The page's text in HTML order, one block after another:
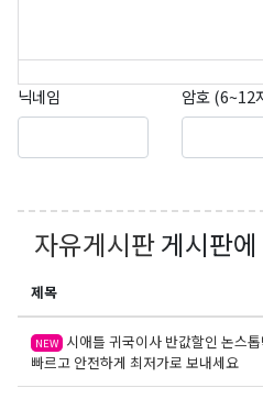
닉네임 암호 (6~12
자유게시판게시판
제목
NEW 시애틀 귀국이사 반값할인 논스
빠르고 안전하게 최저가로 보내세요